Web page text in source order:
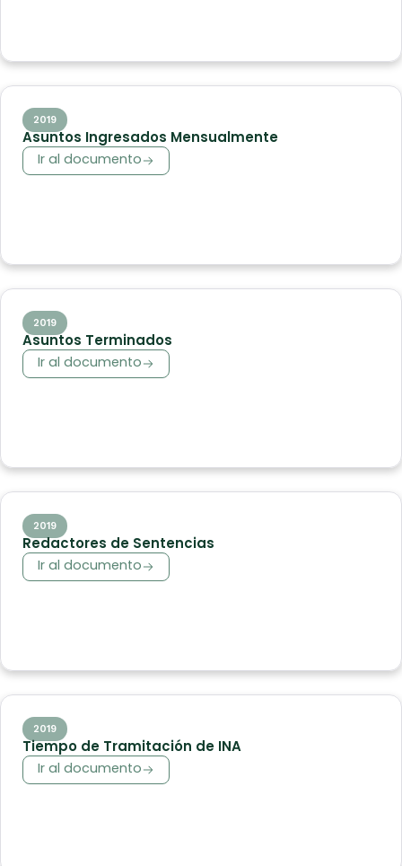
2019
Asuntos Ingresados Mensualmente
Ir al documento
2019
Asuntos Terminados
Ir al documento
2019
Redactores de Sentencias
Ir al documento
2019
Tiempo de Tramitación de INA
Ir al documento